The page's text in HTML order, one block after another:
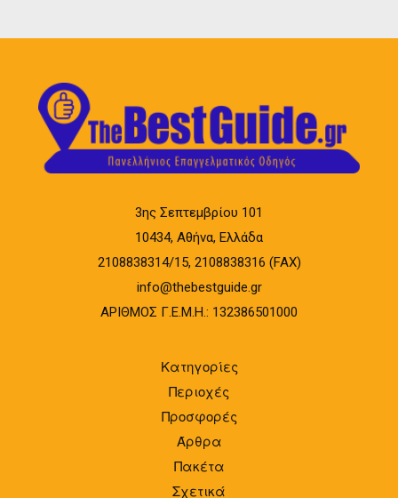
3ης Σεπτεμβρίου 101
10434, Αθήνα, Ελλάδα
2108838314/15, 2108838316 (FAX)
info@thebestguide.gr
ΑΡΙΘΜΟΣ Γ.Ε.Μ.Η.: 132386501000
Κατηγορίες
Περιοχές
Προσφορές
Άρθρα
Πακέτα
Σχετικά